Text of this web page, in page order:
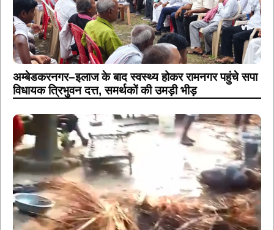
अम्बेडकरनगर–इलाज के बाद स्वस्थ्य होकर रामनगर पहुंचे सपा
विधायक त्रिभुवन दत्त, समर्थकों की उमड़ी भीड़